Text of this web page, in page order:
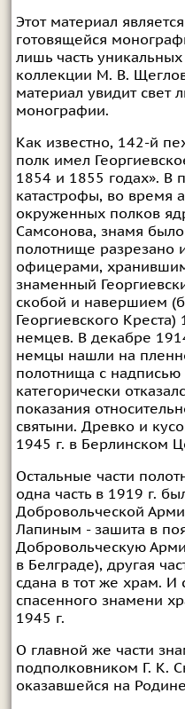
Этот материал
готовящейся
лишь часть
коллекции М. В.
материал увидит свет
монографии.
Как известно, 142-й
полк имел
1854 и 1855 годах». В
катастрофы, во время
окруженных полков
Самсонова, знамя
полотнище разрезано
офицерами,
знаменный
скобой и навершием
Георгиевского Креста)
немцев. В декабре
немцы нашли на
полотнища с
категорически
показания
святыни. Древко и
1945 г. в Берлинском
Остальные части
одна часть в 1919 г.
Добровольческой
Лапиным - зашита в
Добровольческую
в Белграде), другая
сдана в тот же храм. И
спасенного знамени
1945 г.
О главной же части
подполковником Г. К.
оказавшейся на